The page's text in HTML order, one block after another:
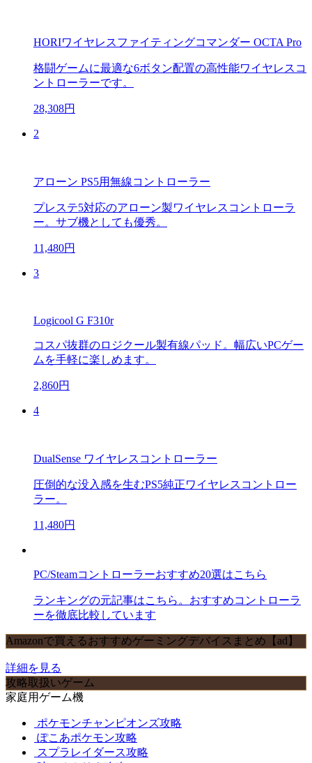
HORIワイヤレスファイティングコマンダー OCTA Pro
格闘ゲームに最適な6ボタン配置の高性能ワイヤレスコ
ントローラーです。
28,308円
2
アローン PS5用無線コントローラー
プレステ5対応のアローン製ワイヤレスコントローラ
ー。サブ機としても優秀。
11,480円
3
Logicool G F310r
コスパ抜群のロジクール製有線パッド。幅広いPCゲー
ムを手軽に楽しめます。
2,860円
4
DualSense ワイヤレスコントローラー
圧倒的な没入感を生むPS5純正ワイヤレスコントロー
ラー。
11,480円
PC/Steamコントローラーおすすめ20選はこちら
ランキングの元記事はこちら。おすすめコントローラ
ーを徹底比較しています
Amazonで買えるおすすめゲーミングデバイスまとめ【ad】
詳細を見る
攻略取扱いゲーム
家庭用ゲーム機
ポケモンチャンピオンズ攻略
ぽこあポケモン攻略
スプラレイダース攻略